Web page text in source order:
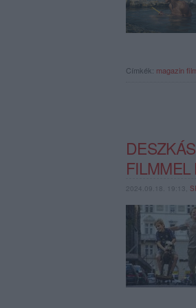
Címkék: magazin
2024.09.18. 19:13,